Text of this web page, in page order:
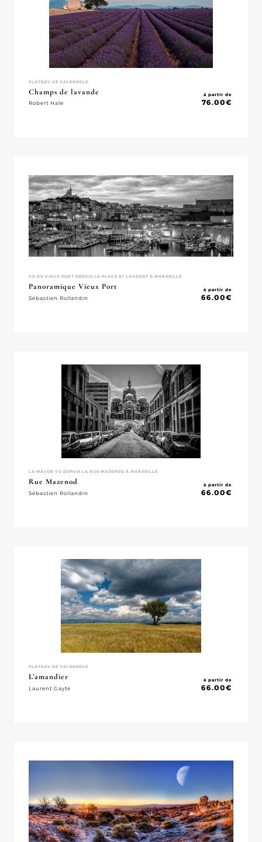
PLATEAU DE VALENSOLE
Champs de lavande
Robert Hale
à partir de
76.00€
VU DU VIEUX PORT DEPUIS LA PLACE ST LAURENT À MARSEILLE
Panoramique Vieux Port
Sébastien Rollandin
à partir de
66.00€
LA MAJOR VU DEPUIS LA RUE MAZENOD À MARSEILLE
Rue Mazenod
Sébastien Rollandin
à partir de
66.00€
PLATEAU DE VALENSOLE
L’amandier
Laurent Gayte
à partir de
66.00€